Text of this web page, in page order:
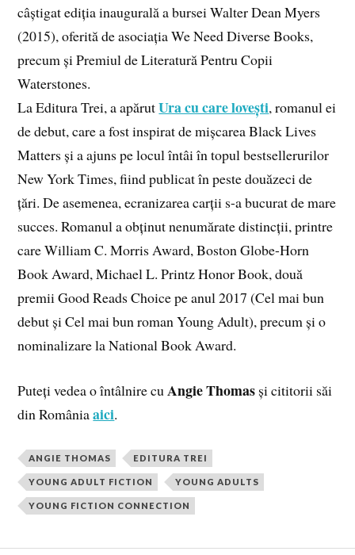
câștigat ediția inaugurală a bursei Walter Dean Myers
(2015), oferită de asociația We Need Diverse Books,
precum și Premiul de Literatură Pentru Copii
Waterstones.
La Editura Trei, a apărutUra cu care lovești, romanul ei
de debut, care a fost inspirat de mișcarea Black Lives
Matters și a ajuns pe locul întâi în topul bestsellerurilor
New York Times, fiind publicat în peste douăzeci de
țări. De asemenea, ecranizarea carții s-a bucurat de mare
succes. Romanul a obținut nenumărate distincții, printre
care William C. Morris Award, Boston Globe-Horn
Book Award, Michael L. Printz Honor Book, două
premii Good Reads Choice pe anul 2017 (Cel mai bun
debut și Cel mai bun roman Young Adult), precum și o
nominalizare la National Book Award.
Puteți vedea o întâlnire cuAngie Thomas și cititorii săi
din Româniaaici.
ANGIE THOMAS EDITURA TREI
YOUNG ADULT FICTION YOUNG ADULTS
YOUNG FICTION CONNECTION